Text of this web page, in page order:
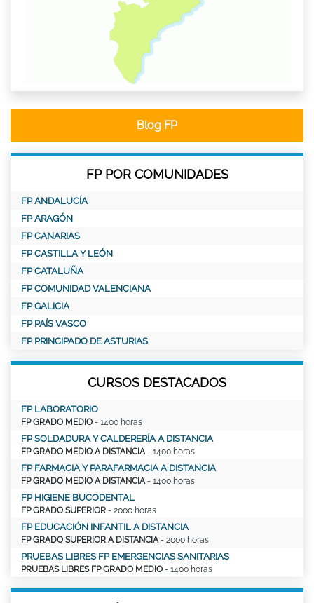
Blog FP
FP POR COMUNIDADES
FP ANDALUCÍA
FP ARAGÓN
FP CANARIAS
FP CASTILLA Y LEÓN
FP CATALUÑA
FP COMUNIDAD VALENCIANA
FP GALICIA
FP PAÍS VASCO
FP PRINCIPADO DE ASTURIAS
CURSOS DESTACADOS
FP LABORATORIO
FP GRADO MEDIO - 1400 horas
FP SOLDADURA Y CALDERERÍA A DISTANCIA
FP GRADO MEDIO A DISTANCIA - 1400 horas
FP FARMACIA Y PARAFARMACIA A DISTANCIA
FP GRADO MEDIO A DISTANCIA - 1400 horas
FP HIGIENE BUCODENTAL
FP GRADO SUPERIOR - 2000 horas
FP EDUCACIÓN INFANTIL A DISTANCIA
FP GRADO SUPERIOR A DISTANCIA - 2000 horas
PRUEBAS LIBRES FP EMERGENCIAS SANITARIAS
PRUEBAS LIBRES FP GRADO MEDIO - 1400 horas